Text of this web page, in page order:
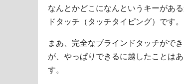
なんとかどこになんというキーがあ
ドタッチ（タッチタイピング）です。
まあ、完全なブラインドタッチがで
が、やっぱりできるに越したことは
す。